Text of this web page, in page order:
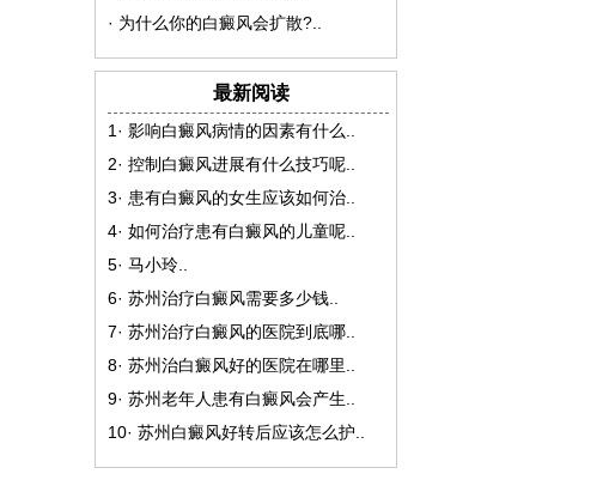
· 为什么你的白癜风会扩散?
最新阅读
1· 影响白癜风病情的因素有什么
2· 控制白癜风进展有什么技巧呢
3· 患有白癜风的女生应该如何治
4· 如何治疗患有白癜风的儿童呢
5· 马小玲
6· 苏州治疗白癜风需要多少钱
7· 苏州治疗白癜风的医院到底哪
8· 苏州治白癜风好的医院在哪里
9· 苏州老年人患有白癜风会产生
10· 苏州白癜风好转后应该怎么护